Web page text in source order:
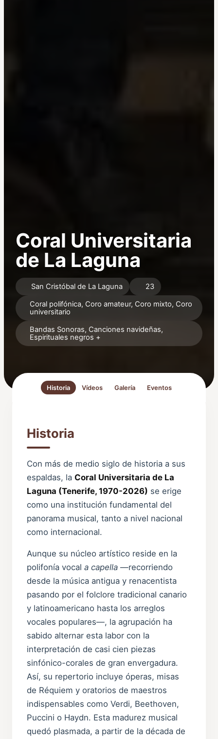
Coral Universitaria
de La Laguna
San Cristóbal de La Laguna
23
Coral polifónica, Coro amateur, Coro mixto, Coro
universitario
Bandas Sonoras, Canciones navideñas,
Espirituales negros +
Historia Vídeos Galería Eventos
Historia
Con más de medio siglo de historia a sus
espaldas, la Coral Universitaria de La
Laguna (Tenerife, 1970-2026) se erige
como una institución fundamental del
panorama musical, tanto a nivel nacional
como internacional.
Aunque su núcleo artístico reside en la
polifonía vocala capella —recorriendo
desde la música antigua y renacentista
pasando por el folclore tradicional canario
y latinoamericano hasta los arreglos
vocales populares—, la agrupación ha
sabido alternar esta labor con la
interpretación de casi cien piezas
sinfónico-corales de gran envergadura.
Así, su repertorio incluye óperas, misas
de Réquiem y oratorios de maestros
indispensables como Verdi, Beethoven,
Puccini o Haydn. Esta madurez musical
quedó plasmada, a partir de la década de